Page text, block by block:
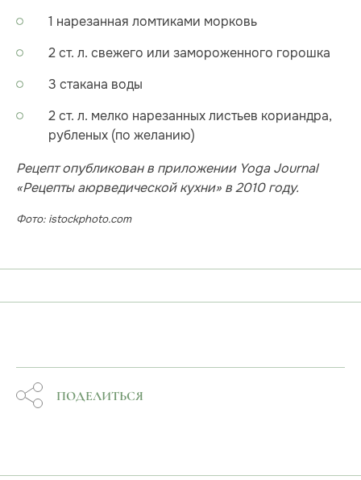
1 нарезанная ломтиками морковь
2 ст. л. свежего или замороженного горошка
3 стакана воды
2 ст. л. мелко нарезанных листьев кориандра,
рубленых (по желанию)
Рецепт опубликован в приложении Yoga Journal
«Рецепты аюрведической кухни» в 2010 году.
Фото: istockphoto.com
ПОДЕЛИТЬСЯ